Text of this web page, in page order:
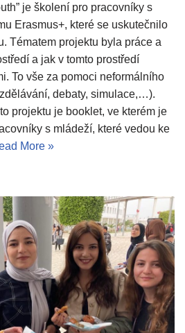
je školení pro pracovníky s
Erasmus+, které se uskutečnilo
Tématem projektu byla práce a
a jak v tomto prostředí
To vše za pomoci neformálního
debaty, simulace,…).
projektu je booklet, ve kterém je
s mládeží, které vedou ke
More »